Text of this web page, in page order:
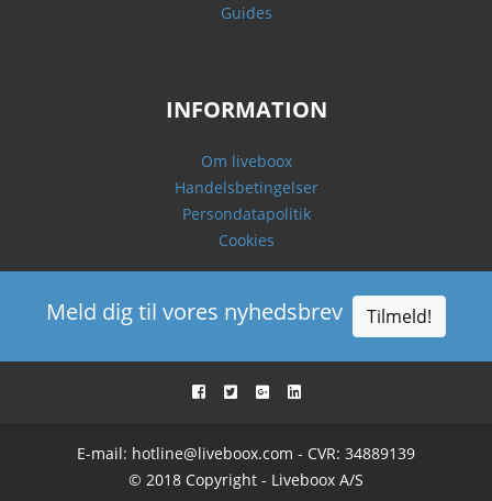
Guides
INFORMATION
Om liveboox
Handelsbetingelser
Persondatapolitik
Cookies
Meld dig til vores nyhedsbrev Tilmeld!
E-mail: hotline@liveboox.com - CVR: 34889139
© 2018 Copyright - Liveboox A/S